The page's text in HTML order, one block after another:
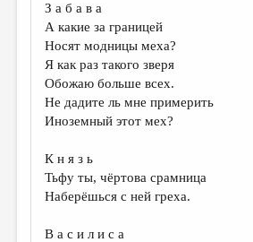
З а б а в а
А какие за границей
Носят модницы меха?
Я как раз такого зверя
Обожаю больше всех.
Не дадите ль мне примерить
Иноземный этот мех?
К н я з ь
Тьфу ты, чёртова срамница
Наберёшься с ней греха.
В а с и л и с а